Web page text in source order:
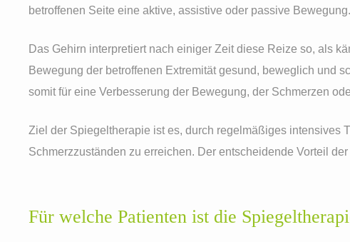
betroffenen Seite eine aktive, assistive oder passive Bewegung.
Das Gehirn interpretiert nach einiger Zeit diese Reize so, als
Bewegung der betroffenen Extremität gesund, beweglich und
somit für eine Verbesserung der Bewegung, der Schmerzen
Ziel der Spiegeltherapie ist es, durch regelmäßiges intensives
Schmerzzuständen zu erreichen. Der entscheidende Vorteil
Für welche Patienten ist die